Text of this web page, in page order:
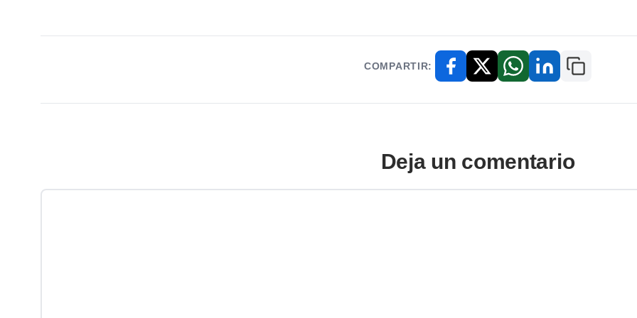
COMPARTIR: FacebookX / TwitterWhatsAppLinkedInCopiar
Deja un comentario